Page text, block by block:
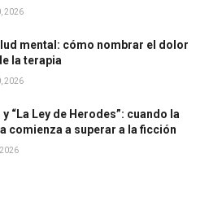
2026
mental: cómo nombrar el dolor
la terapia
2026
“La Ley de Herodes”: cuando la
comienza a superar a la ficción